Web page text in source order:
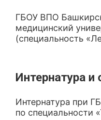
ГБОУ ВПО
медицинский
(специальность
Интернатура и
Интернатура при
по специальности